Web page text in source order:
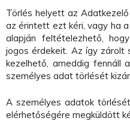
Törlés helyett az
az érintett ezt kéri, vagy ha
alapján feltételezhető,
jogos érdekeit. Az így zárolt
kezelhető, ameddig fennáll
személyes adat törlését
A személyes adatok
elérhetőségére megküldött